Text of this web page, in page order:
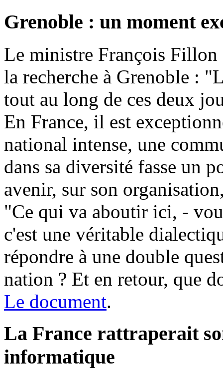
Grenoble : un moment
Le ministre François Fillon
la recherche à Grenoble :
tout au long de ces deux
En France, il est
national intense, une
dans sa diversité fasse un
avenir, sur son
"Ce qui va aboutir ici, -
c'est une véritable
répondre à une double
nation ? Et en retour, que
Le document.
La France rattraperait
informatique